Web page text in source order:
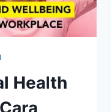
Health